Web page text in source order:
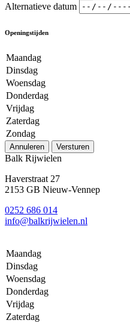
Alternatieve datum
Openingstijden
Maandag
Dinsdag
Woensdag
Donderdag
Vrijdag
Zaterdag
Zondag
Annuleren Versturen
Balk Rijwielen
Haverstraat 27
2153 GB Nieuw-Vennep
0252 686 014
info@balkrijwielen.nl
Maandag
Dinsdag
Woensdag
Donderdag
Vrijdag
Zaterdag